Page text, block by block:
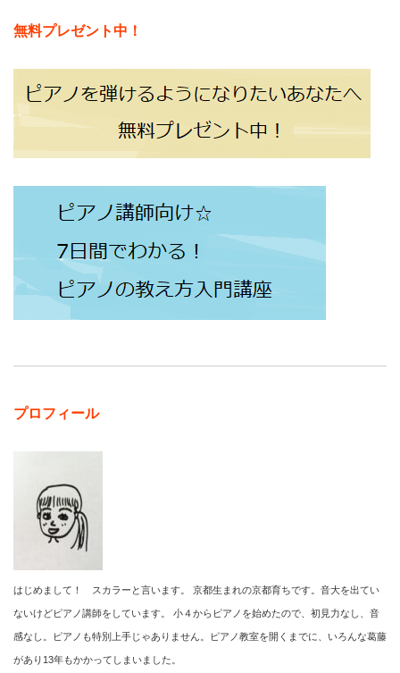
無料プレゼント中！
プロフィール
はじめまして！ スカラーと言います。 京都生まれの京都育ちです。音大を出てい
ないけどピアノ講師をしています。 小４からピアノを始めたので、初見力なし、音
感なし。ピアノも特別上手じゃありません。ピアノ教室を開くまでに、いろんな葛藤
があり13年もかかってしまいました。